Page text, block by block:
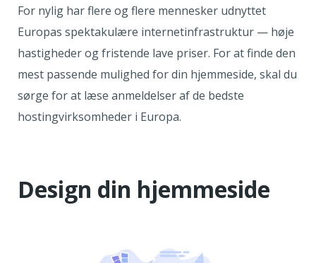
For nylig har flere og flere mennesker udnyttet
Europas spektakulære internetinfrastruktur — høje
hastigheder og fristende lave priser. For at finde den
mest passende mulighed for din hjemmeside, skal du
sørge for at læse anmeldelser af de bedste
hostingvirksomheder i Europa.
Design din hjemmeside